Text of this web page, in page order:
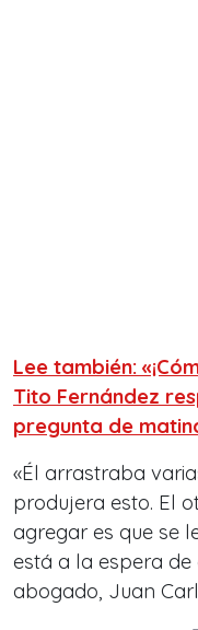
Lee también:
Tito Fernández
pregunta de
«Él arrastraba
produjera esto. El
agregar es que se
está a la espera de
abogado, Juan